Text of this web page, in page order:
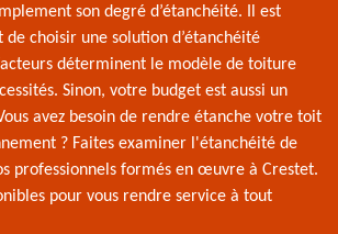
son degré d’étanchéité. Il est
choisir une solution d’étanchéité
déterminent le modèle de toiture
Sinon, votre budget est aussi un
avez besoin de rendre étanche votre toit
? Faites examiner l'étanchéité de
professionnels formés en œuvre à Crestet.
pour vous rendre service à tout